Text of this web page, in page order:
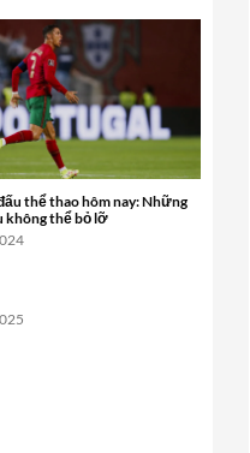
thể thao hôm nay: Những
không thể bỏ lỡ